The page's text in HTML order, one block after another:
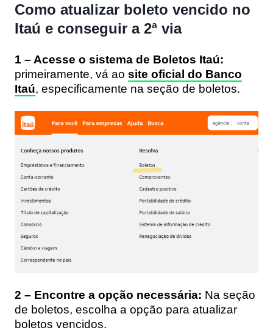
Como atualizar boleto vencido no
Itaú e conseguir a 2ª via
1 – Acesse o sistema de Boletos Itaú:
primeiramente, vá ao site oficial do Banco
Itaú, especificamente na seção de boletos.
2 – Encontre a opção necessária: Na seção
de boletos, escolha a opção para atualizar
boletos vencidos.